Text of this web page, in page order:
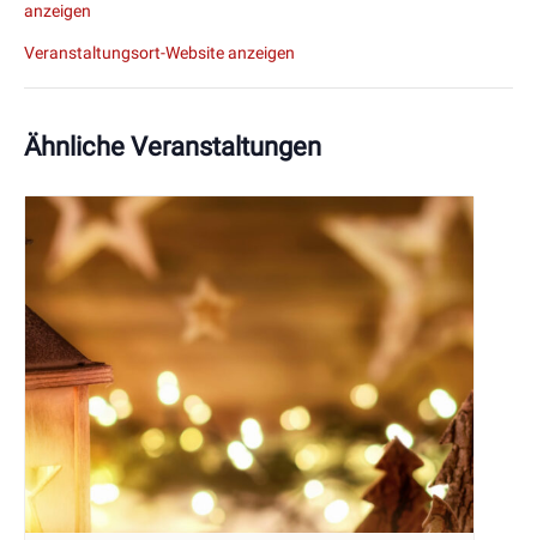
anzeigen
Veranstaltungsort-Website anzeigen
Ähnliche Veranstaltungen